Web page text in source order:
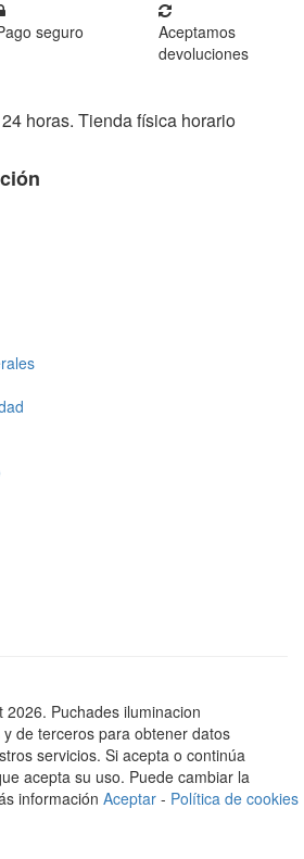
seguro
Aceptamos
devoluciones
horas. Tienda física horario
2026. Puchades iluminacion
de terceros para obtener datos
servicios. Si acepta o continúa
acepta su uso. Puede cambiar la
información Aceptar - Política de cookies